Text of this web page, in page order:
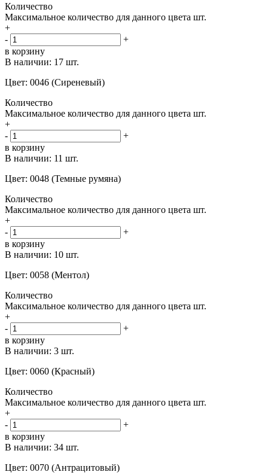
Количество
Максимальное количество для данного цвета шт.
+
-
+
в корзину
В наличии: 17 шт.
Цвет: 0046 (Сиреневый)
Количество
Максимальное количество для данного цвета шт.
+
-
+
в корзину
В наличии: 11 шт.
Цвет: 0048 (Темные румяна)
Количество
Максимальное количество для данного цвета шт.
+
-
+
в корзину
В наличии: 10 шт.
Цвет: 0058 (Ментол)
Количество
Максимальное количество для данного цвета шт.
+
-
+
в корзину
В наличии: 3 шт.
Цвет: 0060 (Красный)
Количество
Максимальное количество для данного цвета шт.
+
-
+
в корзину
В наличии: 34 шт.
Цвет: 0070 (Антрацитовый)